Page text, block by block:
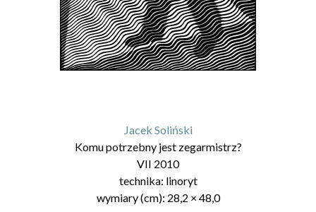
Jacek Soliński
Komu potrzebny jest zegarmistrz?
VII 2010
technika: linoryt
wymiary (cm): 28,2 × 48,0